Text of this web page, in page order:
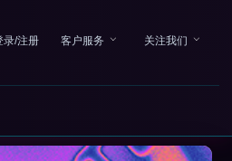
录/注册 客户服务 关注我们